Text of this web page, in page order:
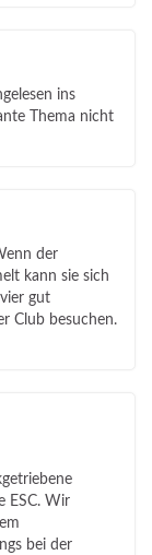
ins
Thema nicht
der
kann sie sich
gut
Club besuchen.
ESC. Wir
bei der